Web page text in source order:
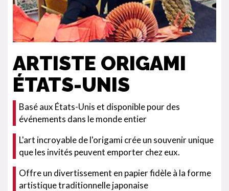
ARTISTE ORIGAMI
ÉTATS-UNIS
Basé aux États-Unis et disponible pour des
événements dans le monde entier
L'art incroyable de l'origami crée un souvenir unique
que les invités peuvent emporter chez eux.
Offre un divertissement en papier fidèle à la forme
artistique traditionnelle japonaise